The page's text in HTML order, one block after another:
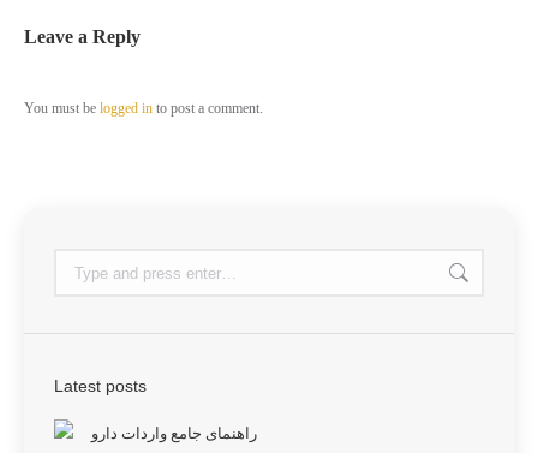
Leave a Reply
You must be logged in to post a comment.
Latest posts
راهنمای جامع واردات دارو